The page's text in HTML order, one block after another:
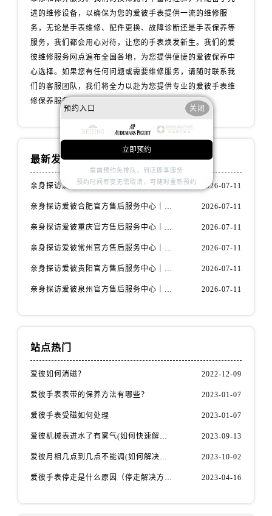
北京市东城区东长安街1号王府井东方广场W3座6层602室爱彼售后服务中心（需提前预约）
内蒙古自治区包头市青山区幸福路甲3号王府井百货名表维修爱彼售后服务中心（需提前预约）
内蒙古自治区锡林郭勒盟市锡林浩特市光明街与额尔敦路交叉口爱彼售后服务中心（需提前预约）
进的维修设备，以确保为您的爱彼手表提供一流的维修服
务，无论是手表维修、配件更换、故障诊断还是手表保养等
服务，我们都会用心对待，让您的手表焕发新生。我们的爱
彼维修服务网点遍布全国各地，为您提供便捷的爱彼保养中
心选择。如果您有任何问题或需要维修服务，请随时联系我
们的客服团队，我们将全力以赴为您提供专业的爱彼手表维
修保养服务。
最新发布
亲身探访爱彼天津官方售后服务中心｜全部地址与售后电话（2026年7月最新） 2026-07-11
2026-07-11
2026-07-11
2026-07-11
2026-07-11
2026-07-11
站点热门
爱彼如何消磁？ 2022-12-09
爱彼手表表带的保养方法有哪些？ 2023-01-07
爱彼手表受磁如何处理 2023-01-07
2023-09-13
2023-10-02
2023-04-16
预约入口 关闭
立即预约
提前预约免排队，到店即享服务
预约时间有变无需取消，可随时重新预约